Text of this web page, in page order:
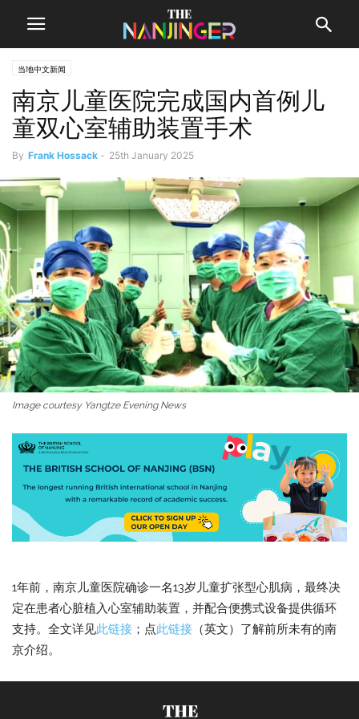
当地中文新闻
南京儿童医院完成国内首例儿
童双心室辅助装置手术
By Frank Hossack - 25th January 2025
Image courtesy Yangtze Evening News
1年前，南京儿童医院确诊一名13岁儿童扩张型心肌病，最终决
定在患者心脏植入心室辅助装置，并配合便携式设备提供循环
支持。全文详见此链接 ；点此链接 （英文）了解前所未有的南
京介绍。